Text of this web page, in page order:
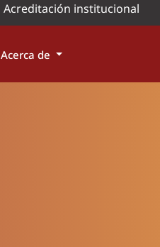
Acreditación institucional
Acerca de